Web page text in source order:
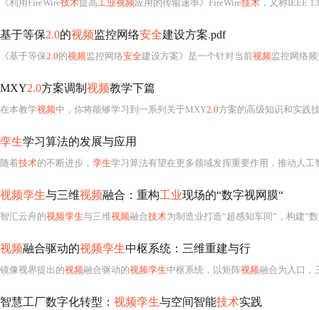
《利用FireWire技术提高工业视频应用的传输速率》FireWire技术 ，又称IEEE
基于等保2.0的视频监控网络安全建设方案.pdf
《基于等保2.0的视频监控网络安全建设方案》是一个针对当前视频监控网络
MXY2.0方案调制 视频教学下篇
在本教学视频中，你将能够学习到一系列关于MXY2.0方案的高级知识和实践
孪生学习算法的发展与应用
随着技术的不断进步， 孪生学习算法有望在更多领域发挥重要作用，推动人工
视频孪生与三维视频融合：重构工业现场的“数字视网膜“
智汇云舟的视频孪生与三维视频融合技术为制造业打造“超感知车间”，构建“
视频融合驱动的视频孪生中枢系统：三维重建与行
镜像视界提出的视频融合驱动的视频孪生中枢系统，以矩阵视频融合为入口，三维建模为骨架，行为建模为灵魂。该系统可实现从二维画面到空间重构、从被动监控
智慧工厂数字化转型： 视频孪生与空间智能技术实践